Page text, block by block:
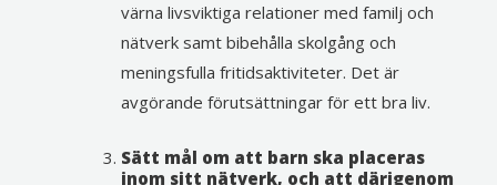
värna livsviktiga relationer med familj och
nätverk samt bibehålla skolgång och
meningsfulla fritidsaktiviteter. Det är
avgörande förutsättningar för ett bra liv.
Sätt mål om att barn ska placeras
inom sitt nätverk, och att därigenom